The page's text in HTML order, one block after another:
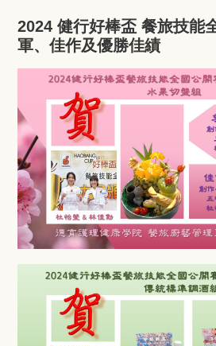
2024 健行好棒盃 餐旅技能
軍、佳作及優勝佳績